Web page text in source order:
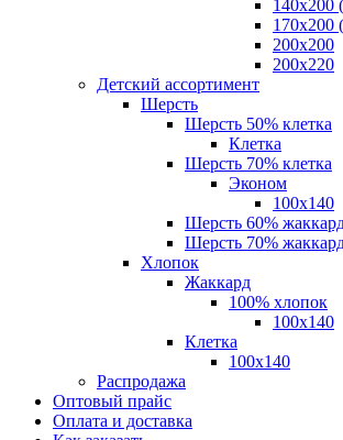
140x200
170x200
200х200
200х220
Детский ассортимент
Шерсть
Шерсть 50% клетка
Клетка
Шерсть 70% клетка
Эконом
100x140
Шерсть 60%
Шерсть 70%
Хлопок
Жаккард
100% хлопок
100x140
Клетка
100х140
Распродажа
Оптовый прайс
Оплата и доставка